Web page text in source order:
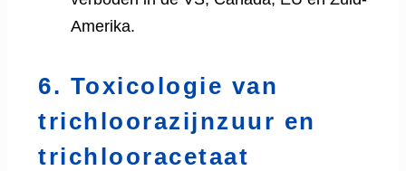
Amerika.
6. Toxicologie van
trichloorazijnzuur en
trichlooracetaat